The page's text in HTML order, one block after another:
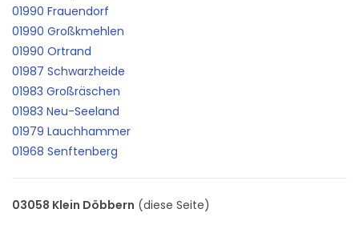
01990 Frauendorf
01990 Großkmehlen
01990 Ortrand
01987 Schwarzheide
01983 Großräschen
01983 Neu-Seeland
01979 Lauchhammer
01968 Senftenberg
03058 Klein Döbbern (diese Seite)